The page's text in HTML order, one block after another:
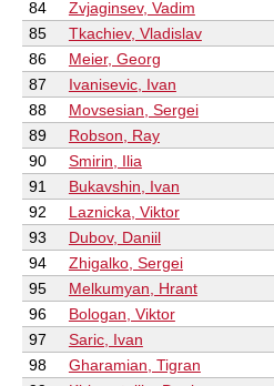
84
Zvjaginsev, Vadim
85
Tkachiev, Vladislav
86
Meier, Georg
87
Ivanisevic, Ivan
88
Movsesian, Sergei
89
Robson, Ray
90
Smirin, Ilia
91
Bukavshin, Ivan
92
Laznicka, Viktor
93
Dubov, Daniil
94
Zhigalko, Sergei
95
Melkumyan, Hrant
96
Bologan, Viktor
97
Saric, Ivan
98
Gharamian, Tigran